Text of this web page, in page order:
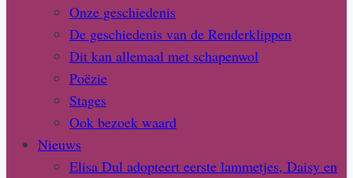
Onze geschiedenis
De geschiedenis van de Renderklippen
Dit kan allemaal met schapenwol
Poëzie
Stages
Ook bezoek waard
Nieuws
Elisa Dul adopteert eerste lammetjes, Daisy en